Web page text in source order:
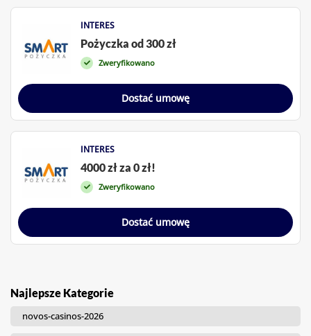
INTERES
Pożyczka od 300 zł
Zweryfikowano
Dostać umowę
INTERES
4000 zł za 0 zł!
Zweryfikowano
Dostać umowę
Najlepsze Kategorie
novos-casinos-2026